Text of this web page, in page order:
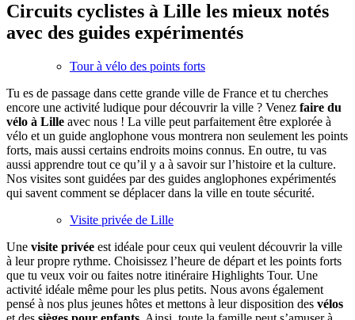
Circuits cyclistes à Lille les mieux notés
avec des guides expérimentés
Tour à vélo des points forts
Tu es de passage dans cette grande ville de France et tu cherches
encore une activité ludique pour découvrir la ville ? Venez faire du
vélo à Lille avec nous ! La ville peut parfaitement être explorée à
vélo et un guide anglophone vous montrera non seulement les points
forts, mais aussi certains endroits moins connus. En outre, tu vas
aussi apprendre tout ce qu’il y a à savoir sur l’histoire et la culture.
Nos visites sont guidées par des guides anglophones expérimentés
qui savent comment se déplacer dans la ville en toute sécurité.
Visite privée de Lille
Une visite privée est idéale pour ceux qui veulent découvrir la ville
à leur propre rythme. Choisissez l’heure de départ et les points forts
que tu veux voir ou faites notre itinéraire Highlights Tour. Une
activité idéale même pour les plus petits. Nous avons également
pensé à nos plus jeunes hôtes et mettons à leur disposition des vélos